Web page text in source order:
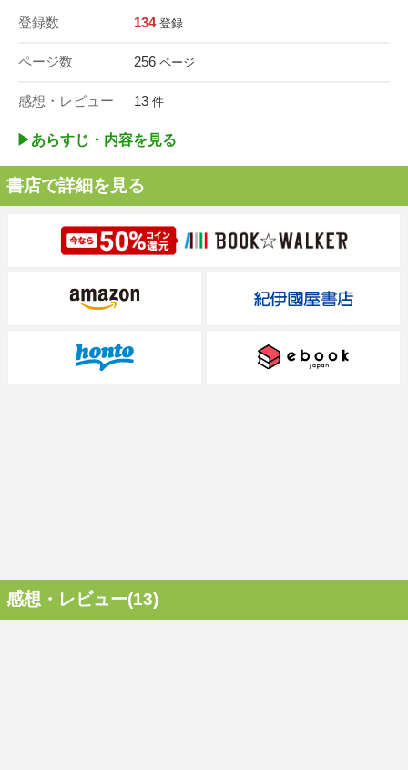
登録数 134 登録
ページ数 256 ページ
感想・レビュー 13 件
▶︎あらすじ・内容を見る
書店で詳細を見る
感想・レビュー(13)